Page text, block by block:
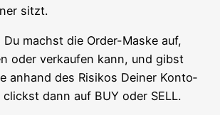
sitzt.
machst die Order-Mas­ke auf,
oder ver­kau­fen kann, und gibst
anhand des Risi­kos Dei­ner Kon­to­
dann auf BUY oder SELL.